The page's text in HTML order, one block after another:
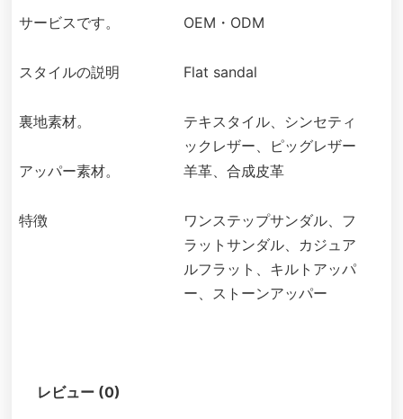
サービスです。 OEM・ODM
スタイルの説明 Flat sandal
裏地素材。
テキスタイル、シンセティ
ックレザー、ピッグレザー
アッパー素材。
羊革、合成皮革
特徴
ワンステップサンダル、フ
ラットサンダル、カジュア
ルフラット、キルトアッパ
ー、ストーンアッパー
レビュー (0)